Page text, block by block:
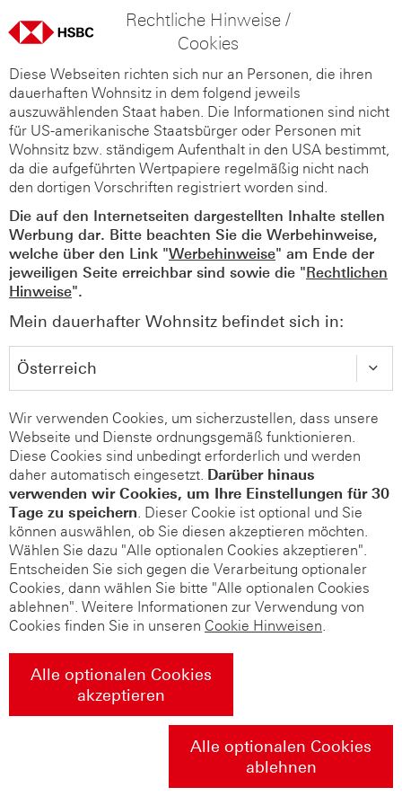
Rechtliche Hinweise /
Cookies
Diese Webseiten richten sich nur an Personen, die ihren
dauerhaften Wohnsitz in dem folgend jeweils
auszuwählenden Staat haben. Die Informationen sind nicht
für US-amerikanische Staatsbürger oder Personen mit
Wohnsitz bzw. ständigem Aufenthalt in den USA bestimmt,
da die aufgeführten Wertpapiere regelmäßig nicht nach
den dortigen Vorschriften registriert worden sind.
Die auf den Internetseiten dargestellten Inhalte stellen
Werbung dar. Bitte beachten Sie die Werbehinweise,
welche über den Link "Werbehinweise" am Ende der
jeweiligen Seite erreichbar sind sowie die "Rechtlichen
Hinweise".
Mein dauerhafter Wohnsitz befindet sich in:
Wir verwenden Cookies, um sicherzustellen, dass unsere
Webseite und Dienste ordnungsgemäß funktionieren.
Diese Cookies sind unbedingt erforderlich und werden
daher automatisch eingesetzt. Darüber hinaus
verwenden wir Cookies, um Ihre Einstellungen für 30
Tage zu speichern. Dieser Cookie ist optional und Sie
können auswählen, ob Sie diesen akzeptieren möchten.
Wählen Sie dazu "Alle optionalen Cookies akzeptieren".
Entscheiden Sie sich gegen die Verarbeitung optionaler
Cookies, dann wählen Sie bitte "Alle optionalen Cookies
ablehnen". Weitere Informationen zur Verwendung von
Cookies finden Sie in unseren Cookie Hinweisen.
Alle optionalen Cookies
akzeptieren
Alle optionalen Cookies
ablehnen